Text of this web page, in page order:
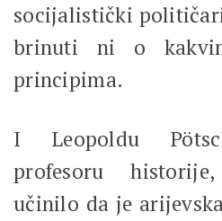
socijalistički
brinuti ni o
principima.
I Leopoldu
profesoru
učinilo da je